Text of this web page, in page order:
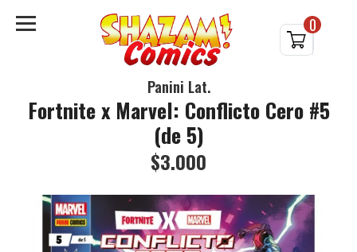
0
Panini Lat.
Fortnite x Marvel: Conflicto Cero #5
(de 5)
$3.000